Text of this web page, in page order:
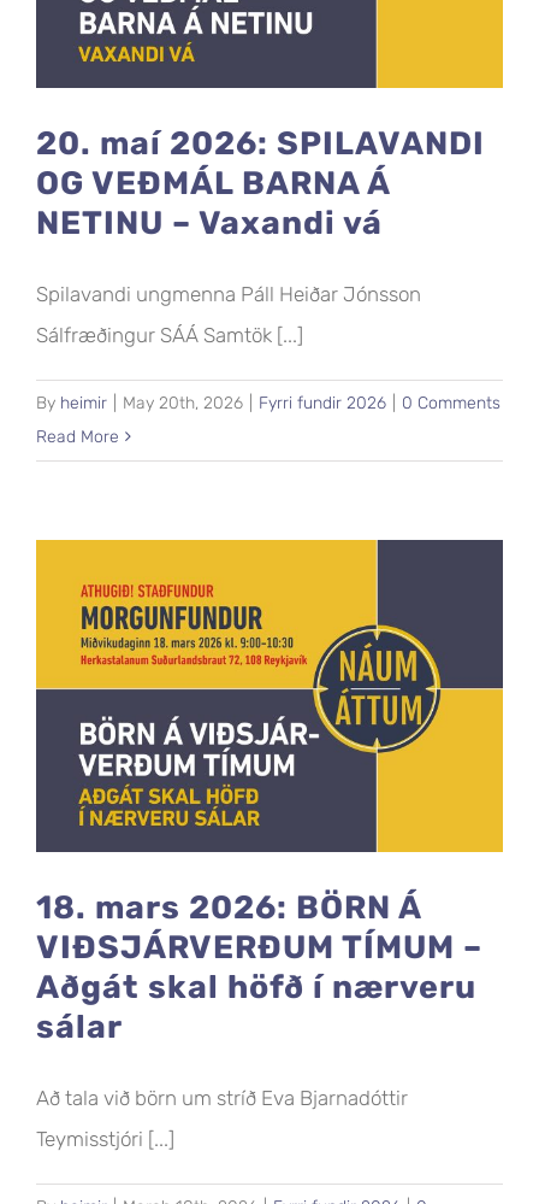
20. maí 2026: SPILAVANDI
OG VEÐMÁL BARNA Á
NETINU – Vaxandi vá
Spilavandi ungmenna Páll Heiðar Jónsson
Sálfræðingur SÁÁ Samtök [...]
By heimir May 20th, 2026 Fyrri fundir 2026
0 Comments
Read More
18. mars 2026: BÖRN Á
VIÐSJÁRVERÐUM TÍMUM –
Aðgát skal höfð í nærveru
sálar
Að tala við börn um stríð Eva Bjarnadóttir
Teymisstjóri [...]